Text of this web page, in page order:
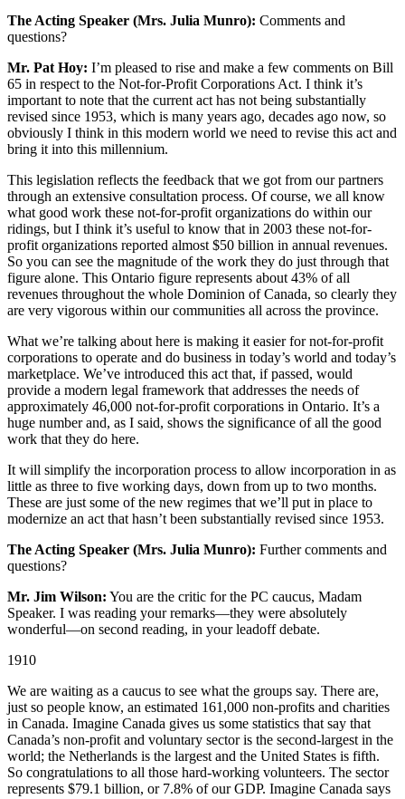
The Acting Speaker (Mrs. Julia Munro): Comments and
questions?
Mr. Pat Hoy: I’m pleased to rise and make a few comments on Bill
65 in respect to the Not-for-Profit Corporations Act. I think it’s
important to note that the current act has not being substantially
revised since 1953, which is many years ago, decades ago now, so
obviously I think in this modern world we need to revise this act and
bring it into this millennium.
This legislation reflects the feedback that we got from our partners
through an extensive consultation process. Of course, we all know
what good work these not-for-profit organizations do within our
ridings, but I think it’s useful to know that in 2003 these not-for-
profit organizations reported almost $50 billion in annual revenues.
So you can see the magnitude of the work they do just through that
figure alone. This Ontario figure represents about 43% of all
revenues throughout the whole Dominion of Canada, so clearly they
are very vigorous within our communities all across the province.
What we’re talking about here is making it easier for not-for-profit
corporations to operate and do business in today’s world and today’s
marketplace. We’ve introduced this act that, if passed, would
provide a modern legal framework that addresses the needs of
approximately 46,000 not-for-profit corporations in Ontario. It’s a
huge number and, as I said, shows the significance of all the good
work that they do here.
It will simplify the incorporation process to allow incorporation in as
little as three to five working days, down from up to two months.
These are just some of the new regimes that we’ll put in place to
modernize an act that hasn’t been substantially revised since 1953.
The Acting Speaker (Mrs. Julia Munro): Further comments and
questions?
Mr. Jim Wilson: You are the critic for the PC caucus, Madam
Speaker. I was reading your remarks—they were absolutely
wonderful—on second reading, in your leadoff debate.
1910
We are waiting as a caucus to see what the groups say. There are,
just so people know, an estimated 161,000 non-profits and charities
in Canada. Imagine Canada gives us some statistics that say that
Canada’s non-profit and voluntary sector is the second-largest in the
world; the Netherlands is the largest and the United States is fifth.
So congratulations to all those hard-working volunteers. The sector
represents $79.1 billion, or 7.8% of our GDP. Imagine Canada says